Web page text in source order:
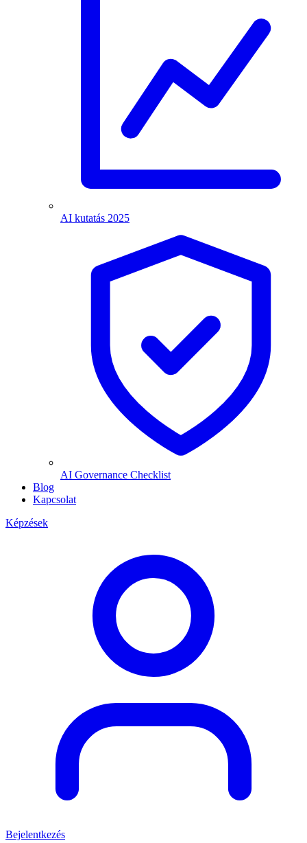
AI kutatás 2025
AI Governance Checklist
Blog
Kapcsolat
Képzések
Bejelentkezés